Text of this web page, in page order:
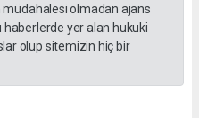
olmadan ajans
haberlerde yer alan hukuki
olup sitemizin hiç bir